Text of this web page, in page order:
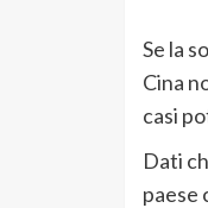
Se la
Cina
casi
Dati
paese